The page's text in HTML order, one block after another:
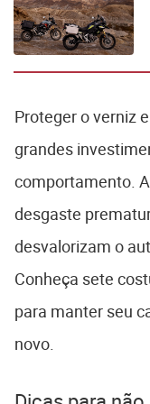
Proteger o verniz
grandes
comportamento.
desgaste
desvalorizam o
Conheça sete
para manter seu
novo.